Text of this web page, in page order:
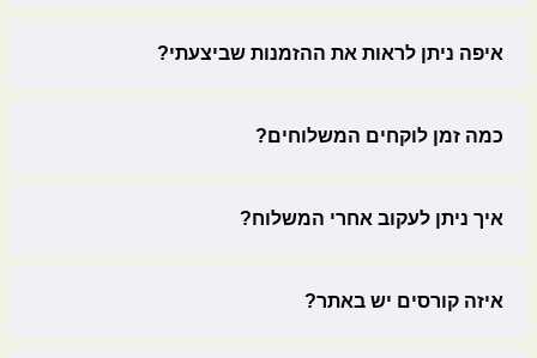
איפה ניתן לראות את ההזמנות שביצעתי?
כמה זמן לוקחים המשלוחים?
איך ניתן לעקוב אחרי המשלוח?
איזה קורסים יש באתר?